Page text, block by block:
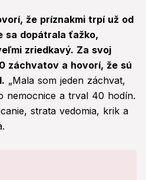
že príznakmi trpí už od
sa dopátrala ťažko,
zriedkavý. Za svoj
záchvatov a hovorí, že sú
„Mala som jeden záchvat,
nemocnice a trval 40 hodín.
strata vedomia, krik a